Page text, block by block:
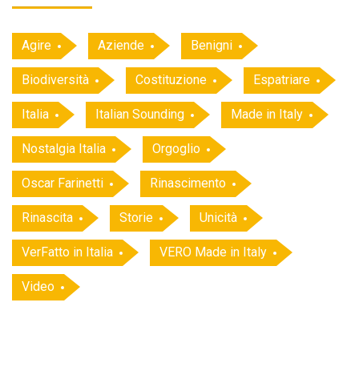
Agire Aziende Benigni
Biodiversità Costituzione Espatriare
Italia Italian Sounding Made in Italy
Nostalgia Italia Orgoglio
Oscar Farinetti Rinascimento
Rinascita Storie Unicità
VerFatto in Italia VERO Made in Italy
Video